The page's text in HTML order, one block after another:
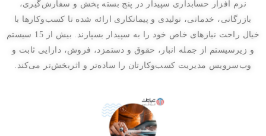
نرم‌ افزار حسابداری سپیدار در پنج بسته پخش و سفارش‌گیری،
بازرگانی، خدماتی، تولیدی و پیمانکاری ارائه شده تا کسب‌وکارها با
خیال راحت نیازهای خاص خود را به سپیدار بسپارند. بیش از 15 سیستم
و زیرسیستم از جمله انبار، حقوق و دستمزد، فروش، دارایی ثابت و
وب‌سرویس مدیریت کسب‌وکارتان را ساده‌تر و اثربخش‌تر می‌کند.